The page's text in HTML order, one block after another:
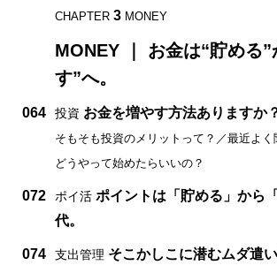
CHAPTER 3 MONEY
MONEY ｜ お金は“貯める”
す”へ。
064 投資 お金を増やす方法ありますか
そもそも投資のメリットって？／最近よ
どうやって始めたらいいの？
072 ポイ活 ポイントは「貯める」から
代。
074 支出管理 そこかしこに潜むムダ遣い